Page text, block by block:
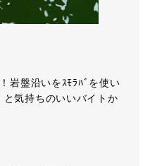
岩盤沿いをｽﾓﾗﾊﾞを使い
と気持ちのいいバイトか